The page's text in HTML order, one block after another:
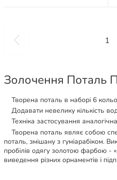
1
Золочення Поталь
Творена поталь в наборі 6
Додавати невелику кількість
Техніка застосування
Творена поталь являє собою
поталь, змішану з гуміарабіком.
пробілів одягу золотою фарбою -
виведення різних орнаментів і